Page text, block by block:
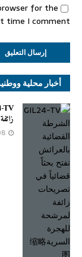
for the
time I comment.
أخبار محلية